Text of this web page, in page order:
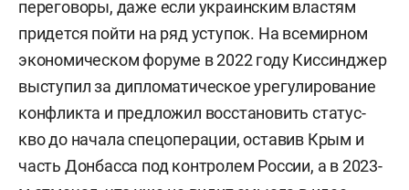
переговоры, даже если украинским властям
придется пойти на ряд уступок. На всемирном
экономическом форуме в 2022 году Киссинджер
выступил за дипломатическое урегулирование
конфликта и предложил восстановить статус-
кво до начала спецоперации, оставив Крым и
часть Донбасса под контролем России, а в 2023-